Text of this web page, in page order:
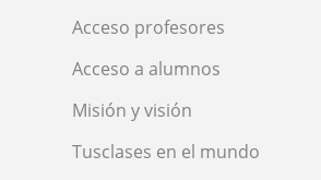
Acceso profesores
Acceso a alumnos
Misión y visión
Tusclases en el mundo